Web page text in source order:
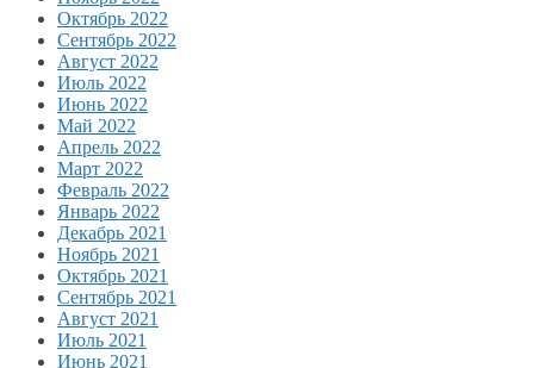
Октябрь 2022
Сентябрь 2022
Август 2022
Июль 2022
Июнь 2022
Май 2022
Апрель 2022
Март 2022
Февраль 2022
Январь 2022
Декабрь 2021
Ноябрь 2021
Октябрь 2021
Сентябрь 2021
Август 2021
Июль 2021
Июнь 2021